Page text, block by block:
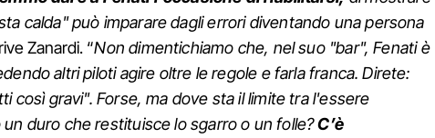
calda" può imparare dagli errori diventando una persona
Zanardi. “Non dimentichiamo che, nel suo "bar", Fenati è
altri piloti agire oltre le regole e farla franca. Direte:
così gravi". Forse, ma dove sta il limite tra l'essere
duro che restituisce lo sgarro o un folle?C’è